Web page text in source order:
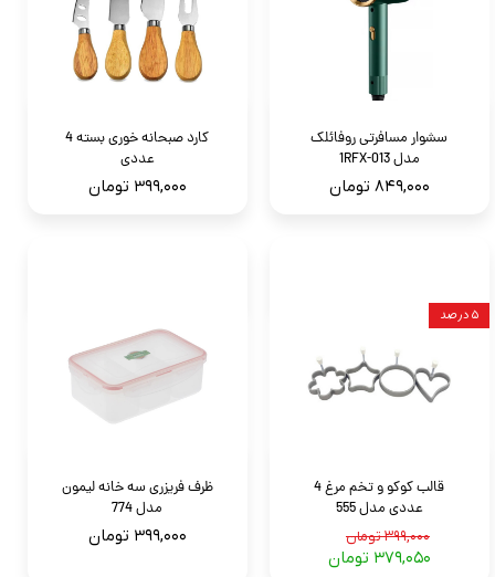
سشوار مسافرتی روفائلک
مدل 1RFX-013
۸۴۹,۰۰۰ تومان
کارد صبحانه خوری بسته 4
عددی
۳۹۹,۰۰۰ تومان
قالب کوکو و تخم مرغ 4
عددی مدل 555
۳۹۹,۰۰۰ تومان
۳۷۹,۰۵۰ تومان
۵ درصد
ظرف فریزری سه خانه لیمون
مدل 774
۳۹۹,۰۰۰ تومان